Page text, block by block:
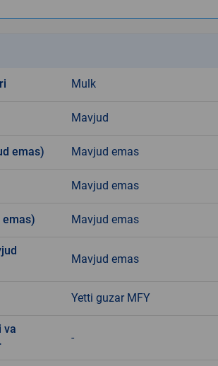
Mulk
Mavjud
emas) Mavjud emas
Mavjud emas
emas) Mavjud emas
Mavjud emas
Yetti guzar MFY
va
-